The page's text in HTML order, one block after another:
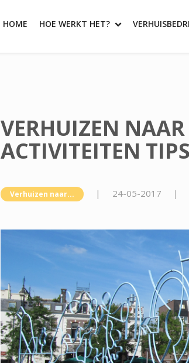
HOME HOE WERKT HET?
VERHUIZEN
ACTIVITEITEN TIPS
Verhuizen naar... | 24-05-2017 |